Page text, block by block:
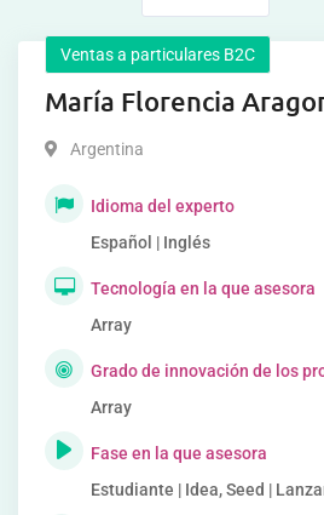
Ventas a particulares B2C
María Florencia
Argentina
Idioma del experto
Español | Inglés
Tecnología en la que asesora
Array
Grado de innovación de los
Array
Fase en la que asesora
Estudiante | Idea, Seed |